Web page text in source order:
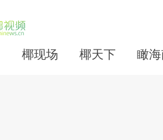
椰现场 椰天下 瞰